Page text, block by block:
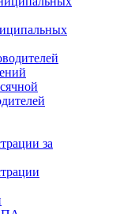
за